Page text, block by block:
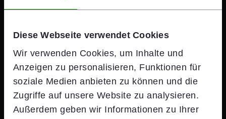
Diese Webseite verwendet Cookies
Wir verwenden Cookies, um Inhalte und
Anzeigen zu personalisieren, Funktionen für
soziale Medien anbieten zu können und die
Zugriffe auf unsere Website zu analysieren.
Außerdem geben wir Informationen zu Ihrer
Contact via LinkedIn
Teresa Pinzolits
Deputy Head of Corporate Communications